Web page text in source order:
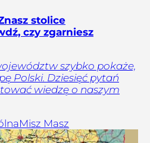
stolice
czy zgarniesz
szybko pokaże,
Polski. Dziesięć pytań
wiedzę o naszym
Misz Masz